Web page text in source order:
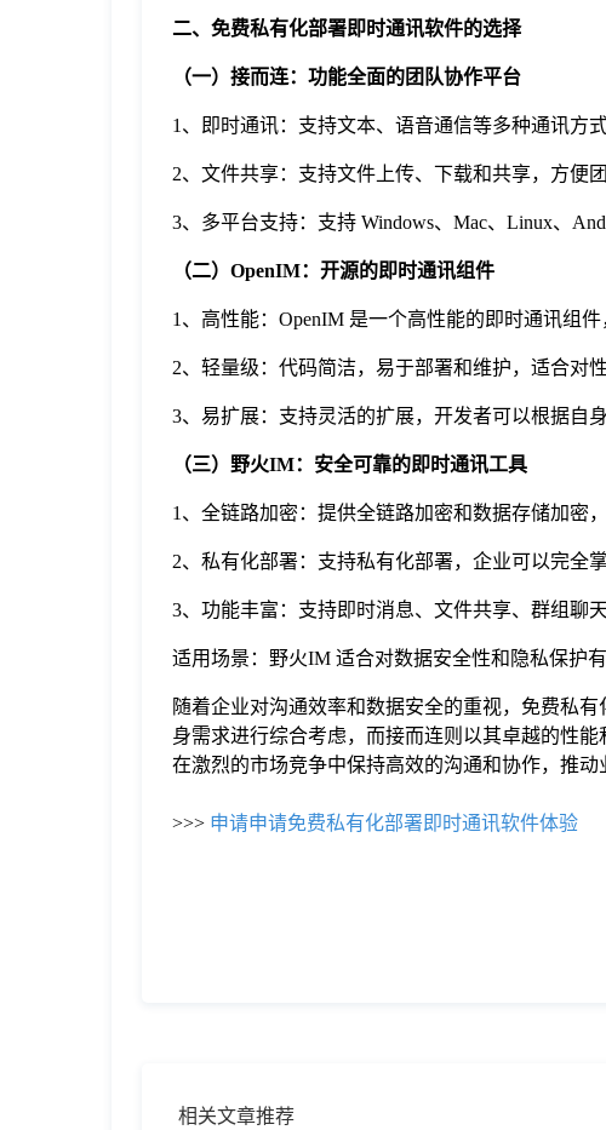
二、免费私有化部署即时通讯软件的选择
（一）接而连：功能全面的团队协作平台
1、即时通讯：支持文本、语音通信等多种通讯方
2、文件共享：支持文件上传、下载和共享，方便
3、多平台支持：支持 Windows、Mac、Linux、
（二）OpenIM：开源的即时通讯组件
1、高性能：OpenIM 是一个高性能的即时通讯组
2、轻量级：代码简洁，易于部署和维护，适合对
3、易扩展：支持灵活的扩展，开发者可以根据自
（三）野火IM：安全可靠的即时通讯工具
1、全链路加密：提供全链路加密和数据存储加密
2、私有化部署：支持私有化部署，企业可以完全
3、功能丰富：支持即时消息、文件共享、群组聊
适用场景：野火IM 适合对数据安全性和隐私保护
随着企业对沟通效率和数据安全的重视，免费私
身需求进行综合考虑，而接而连则以其卓越的性
在激烈的市场竞争中保持高效的沟通和协作，推动
>>> 申请申请免费私有化部署即时通讯软件体验
相关文章推荐